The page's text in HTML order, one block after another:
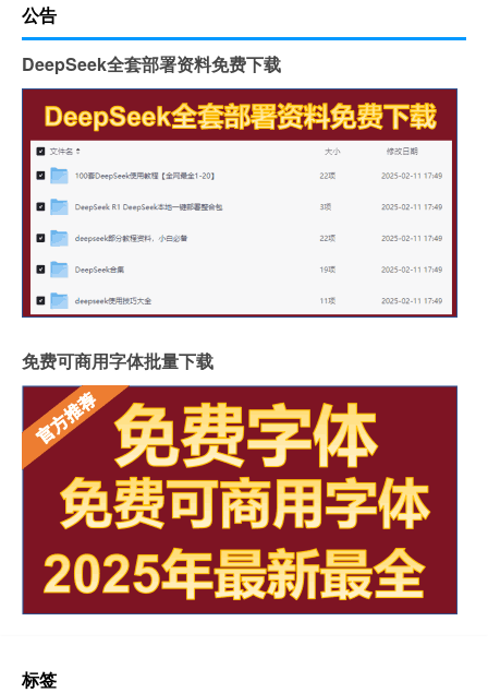
公告
DeepSeek全套部署资料免费下载
免费可商用字体批量下载
标签